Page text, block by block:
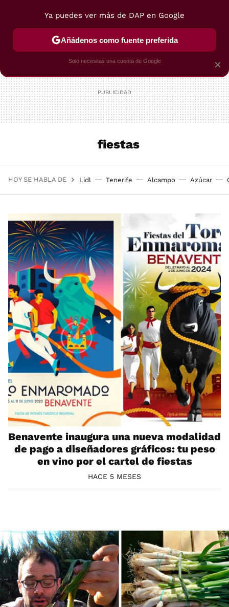
POSTRES VIAJES SELECCIÓN VEGUI
fiestas
HOY SE HABLA DE Lidl Tenerife Alcampo Azúcar
Benavente inaugura una nueva modalidad
de pago a diseñadores gráficos: tu peso
en vino por el cartel de fiestas
HACE 5 MESES
×
Ya puedes ver más de DAP en Google
Añádenos como fuente preferida
Solo necesitas una cuenta de Google